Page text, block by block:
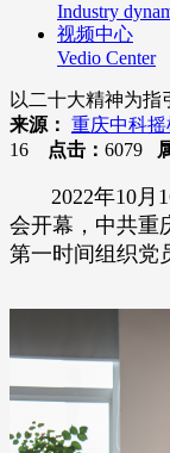
Industry
视频中心
Vedio Center
以二十大精神为指
来源： 重庆中科
16
点击： 6079
2022年10月
会开幕，中共重
第一时间组织党